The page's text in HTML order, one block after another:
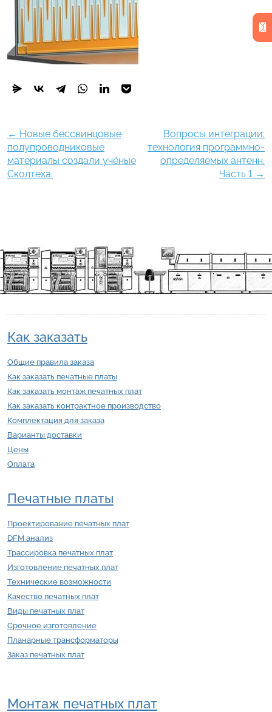
← Новые бессвинцовые
полупроводниковые
материалы создали учёные
Сколтеха.
Вопросы интеграции:
технология программно-
определяемых антенн.
Часть 1 →
Как заказать
Общие правила заказа
Как заказать печатные платы
Как заказать монтаж печатных плат
Как заказать контрактное производство
Комплектация для заказа
Варианты доставки
Цены
Оплата
Печатные платы
Проектирование печатных плат
DFM анализ
Трассировка печатных плат
Изготовление печатных плат
Технические возможности
Качество печатных плат
Виды печатных плат
Срочное изготовление
Планарные трансформаторы
Заказ печатных плат
Монтаж печатных плат